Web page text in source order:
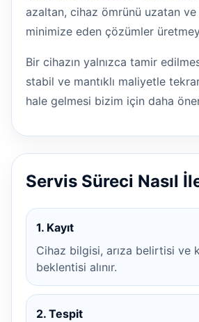
azaltan, cihaz ömrünü uzatan ve
minimize eden çözümler
Bir cihazın yalnızca tamir
stabil ve mantıklı maliyetle
hale gelmesi bizim için daha
Servis Süreci Nasıl
1. Kayıt
Cihaz bilgisi, arıza belirtisi ve
beklentisi alınır.
2. Tespit